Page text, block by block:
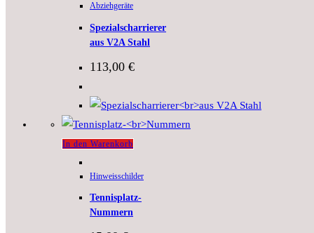
Abziehgeräte
Spezialscharrierer
aus V2A Stahl
113,00 €
In den Warenkorb
Hinweisschilder
Tennisplatz-
Nummern